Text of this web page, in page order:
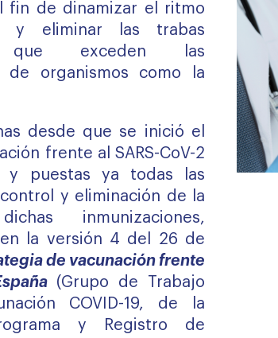
fin de dinamizar el ritmo
y eliminar las trabas
que exceden las
de organismos como la
desde que se inició el
frente al SARS-CoV-2
y puestas ya todas las
y eliminación de la
inmunizaciones,
la versión 4 del 26 de
de vacunación frente
(Grupo de Trabajo
COVID-19, de la
y Registro de